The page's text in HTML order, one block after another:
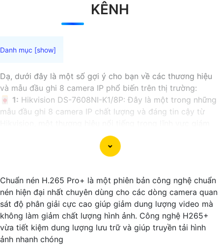
KÊNH
Dạ, dưới đây là một số gợi ý cho bạn về các thương hiệu
và mẫu đầu ghi 8 camera IP phổ biến trên thị trường:
🀄 1: Hikvision DS-7608NI-K1/8P: Đây là một trong những
mẫu đầu ghi 8 camera IP chất lượng và đáng tin cậy từ
Dahua NVR4108HS-8P-4KS2: Đầu ghi 8 camera IP từ
Dahua cung cấp tính năng an ninh và hiệu suất cao, phù
🗯️3:Uniview NVR301-08E-P8: Uniview cũng là một
thương hiệu phổ biến khi nói đến các thiết bị giám sát, đầu
ghi 8 camera IP của họ thường được đánh giá cao về hiệu
suất và độ tin cậy.
Bạn có thể tham khảo thông tin chi tiết và so sánh các
mẫu đầu ghi camera IP từ các thương hiệu này để chọn lựa
Chuẩn nén H.265 Pro+ là một phiên bản công nghệ chuẩn
nén hiện đại nhất chuyên dùng cho các dòng camera quan
sát độ phân giải cực cao giúp giảm dung lượng video mà
không làm giảm chất lượng hình ảnh. Công nghệ H265+
vừa tiết kiệm dung lượng lưu trữ và giúp truyền tải hình
ảnh nhanh chóng